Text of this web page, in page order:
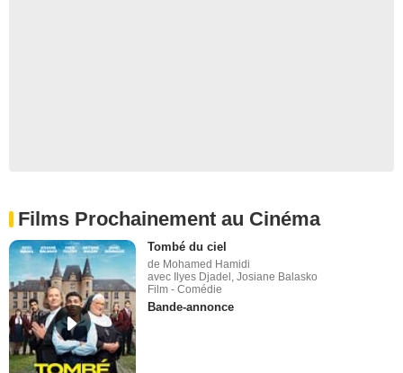
Films Prochainement au Cinéma
Tombé du ciel
de Mohamed Hamidi
avec Ilyes Djadel, Josiane Balasko
Film - Comédie
Bande-annonce